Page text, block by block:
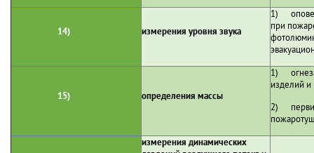
14) измерения уровня звука
1)
при
15) определения массы
1)
изделий и
2)
измерения динамических